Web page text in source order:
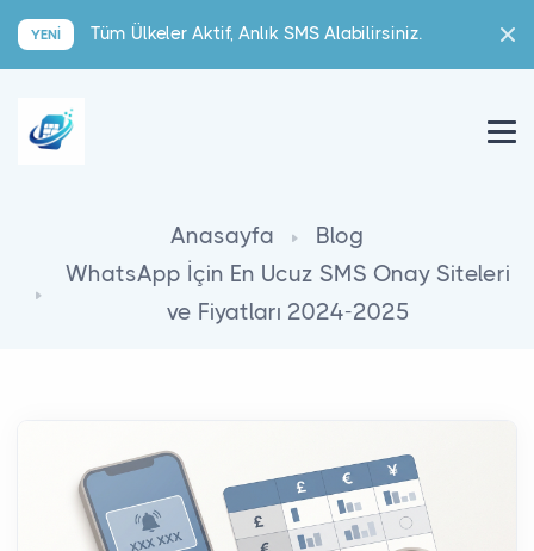
YENI Tüm Ülkeler Aktif, Anlık SMS Alabilirsiniz.
Anasayfa
Blog
WhatsApp İçin En Ucuz SMS Onay Siteleri
ve Fiyatları 2024-2025